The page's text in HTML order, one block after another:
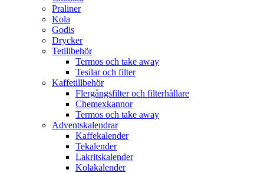
Praliner
Kola
Godis
Drycker
Tetillbehör
Termos och take away
Tesilar och filter
Kaffetillbehör
Flergångsfilter och filterhållare
Chemexkannor
Termos och take away
Adventskalendrar
Kaffekalender
Tekalender
Lakritskalender
Kolakalender